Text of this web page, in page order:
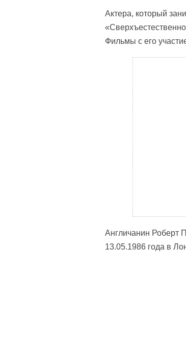
Актера, который
Фильмы с его
Англичанин Роберт
13.05.1986 года в